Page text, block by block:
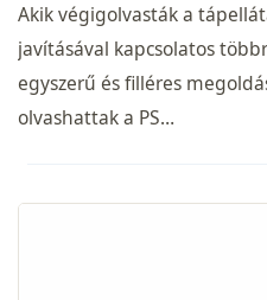
Akik végigolvasták a
javításával kapcsolatos
egyszerű és filléres
olvashattak a PS…